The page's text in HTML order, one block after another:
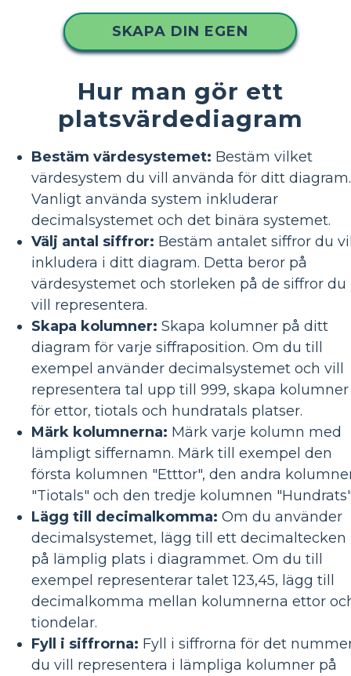
SKAPA DIN EGEN
Hur man gör ett
platsvärdediagram
Bestäm värdesystemet: Bestäm vilket
värdesystem du vill använda för ditt diagram.
Vanligt använda system inkluderar
decimalsystemet och det binära systemet.
Välj antal siffror: Bestäm antalet siffror du
inkludera i ditt diagram. Detta beror på
värdesystemet och storleken på de siffror du
vill representera.
Skapa kolumner: Skapa kolumner på ditt
diagram för varje siffraposition. Om du till
exempel använder decimalsystemet och vill
representera tal upp till 999, skapa kolumner
för ettor, tiotals och hundratals platser.
Märk kolumnerna: Märk varje kolumn med
lämpligt siffernamn. Märk till exempel den
första kolumnen "Etttor", den andra
"Tiotals" och den tredje kolumnen
Lägg till decimalkomma: Om du använder
decimalsystemet, lägg till ett decimaltecken
på lämplig plats i diagrammet. Om du till
exempel representerar talet 123,45, lägg till
decimalkomma mellan kolumnerna ettor
tiondelar.
Fyll i siffrorna: Fyll i siffrorna för det
du vill representera i lämpliga kolumner på